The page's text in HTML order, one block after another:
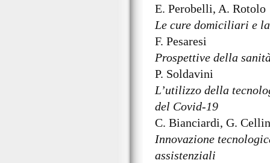
E. Perobelli, A. Rotolo
Le cure domiciliari e
F. Pesaresi
Prospettive della
P. Soldavini
L’utilizzo della
del Covid-19
C. Bianciardi, G.
Innovazione
assistenziali